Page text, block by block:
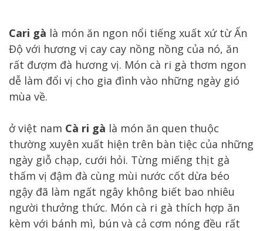
Cari gà là món ăn ngon nổi tiếng xuất xứ từ Ấn
Độ với hương vị cay cay nồng nồng của nó, ăn
rất đượm đà hương vị. Món cà ri gà thơm ngon
dễ làm đổi vị cho gia đình vào những ngày gió
mùa về.
ở việt nam Cà ri gà là món ăn quen thuộc
thường xuyên xuất hiện trên bàn tiệc của những
ngày giỗ chạp, cưới hỏi. Từng miếng thịt gà
thấm vị đậm đà cùng mùi nước cốt dừa béo
ngậy đã làm ngất ngây không biết bao nhiêu
người thưởng thức. Món cà ri gà thích hợp ăn
kèm với bánh mì, bún và cả cơm nóng đều rất